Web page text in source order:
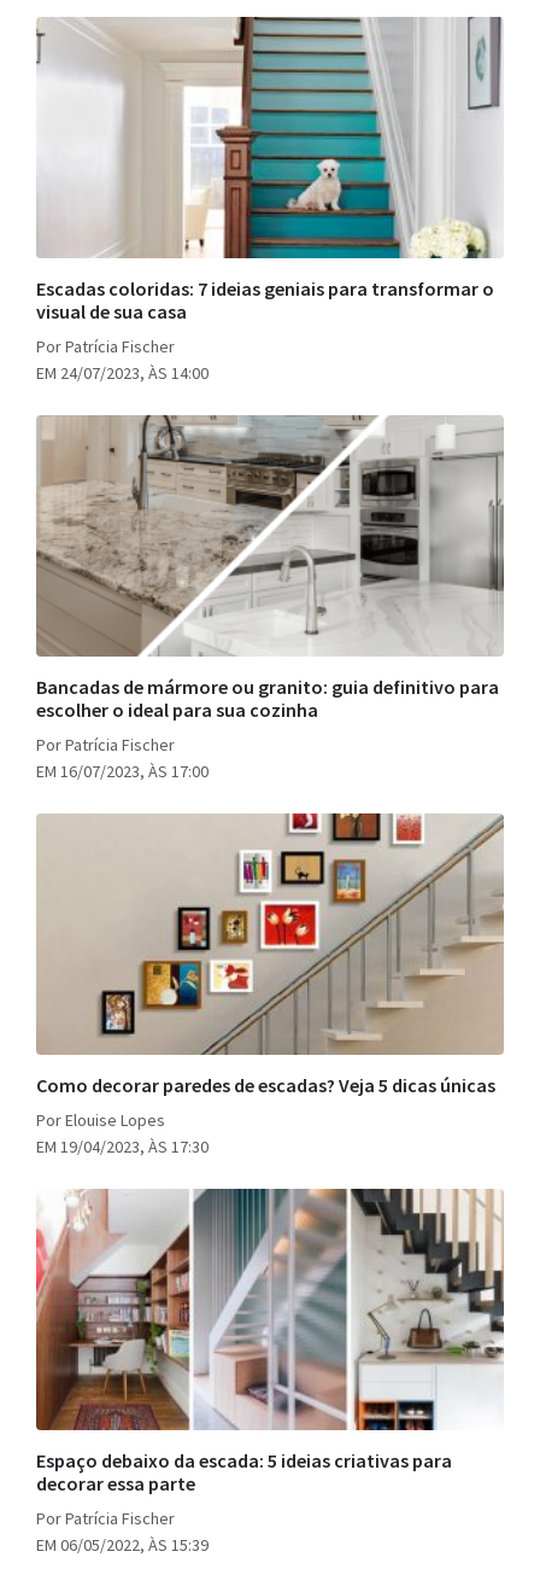
Escadas coloridas: 7 ideias geniais para transformar o
visual de sua casa
Por Patrícia Fischer
EM 24/07/2023, ÀS 14:00
Bancadas de mármore ou granito: guia definitivo para
escolher o ideal para sua cozinha
Por Patrícia Fischer
EM 16/07/2023, ÀS 17:00
Como decorar paredes de escadas? Veja 5 dicas únicas
Por Elouise Lopes
EM 19/04/2023, ÀS 17:30
Espaço debaixo da escada: 5 ideias criativas para
decorar essa parte
Por Patrícia Fischer
EM 06/05/2022, ÀS 15:39